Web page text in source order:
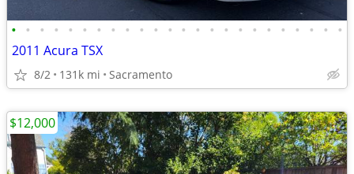
• • • • • • • • • • • • • • • • • • • • • • • •
2011 Acura TSX
8/2 131k mi Sacramento
$12,000